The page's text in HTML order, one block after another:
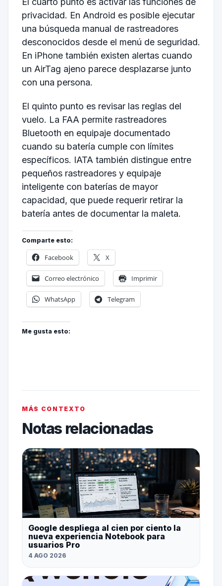
privacidad. En Android es posible ejecutar
una búsqueda manual de rastreadores
desconocidos desde el menú de seguridad.
En iPhone también existen alertas cuando
un AirTag ajeno parece desplazarse junto
con una persona.
El quinto punto es revisar las reglas del
vuelo. La FAA permite rastreadores
Bluetooth en equipaje documentado
cuando su batería cumple con límites
específicos. IATA también distingue entre
pequeños rastreadores y equipaje
inteligente con baterías de mayor
capacidad, que puede requerir retirar la
batería antes de documentar la maleta.
Comparte esto:
Facebook X
Correo electrónico Imprimir
WhatsApp Telegram
Me gusta esto:
MÁS CONTEXTO
Notas relacionadas
Google despliega al cien por ciento la
nueva experiencia Notebook para
usuarios Pro
4 AGO 2026